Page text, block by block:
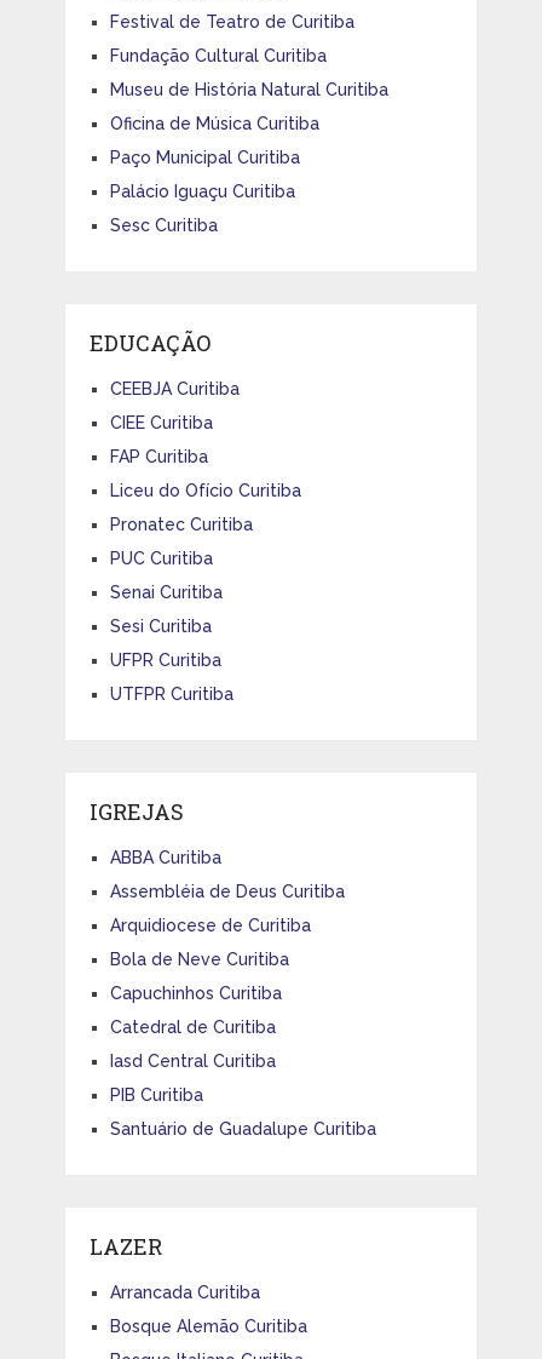
Festival de Teatro de Curitiba
Fundação Cultural Curitiba
Museu de História Natural Curitiba
Oficina de Música Curitiba
Paço Municipal Curitiba
Palácio Iguaçu Curitiba
Sesc Curitiba
EDUCAÇÃO
CEEBJA Curitiba
CIEE Curitiba
FAP Curitiba
Liceu do Ofício Curitiba
Pronatec Curitiba
PUC Curitiba
Senai Curitiba
Sesi Curitiba
UFPR Curitiba
UTFPR Curitiba
IGREJAS
ABBA Curitiba
Assembléia de Deus Curitiba
Arquidiocese de Curitiba
Bola de Neve Curitiba
Capuchinhos Curitiba
Catedral de Curitiba
Iasd Central Curitiba
PIB Curitiba
Santuário de Guadalupe Curitiba
LAZER
Arrancada Curitiba
Bosque Alemão Curitiba